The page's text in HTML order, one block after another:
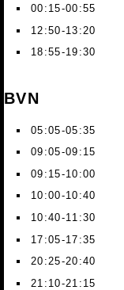
00:15-00:55
12:50-13:20
18:55-19:30
BVN
05:05-05:35
09:05-09:15
09:15-10:00
10:00-10:40
10:40-11:30
17:05-17:35
20:25-20:40
21:10-21:15